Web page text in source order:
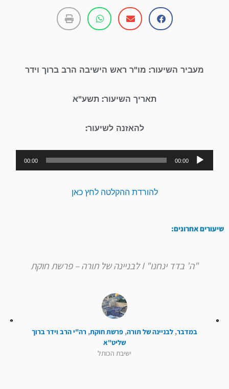
מעביר השיעור: מו"ר ראש הישיבה הרב ברוך וידר
תאריך השיעור: תשע"א
להאזנה לשיעור:
נגן
אודיו
00:00
00:00
להורדת ההקלטה לחץ כאן
שיעורים אחרונים:
"ה' בדד ינחנו" I לבניינה של תורה – פרשת חוקת
במדבר, לבניינה של תורה, פרשת חוקת, רה"י הרב וידר ברוך
שליט"א
ישיבת הכותל